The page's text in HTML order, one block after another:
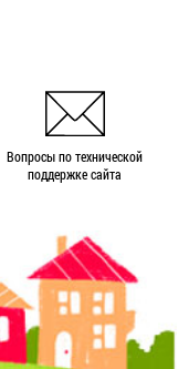
Вопросы по технической
поддержке сайта